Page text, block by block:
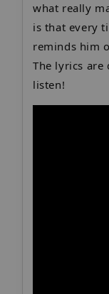
what really
is that every
reminds him
The lyrics
listen!